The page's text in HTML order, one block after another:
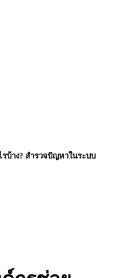
บ้าง? สำรวจปัญหาในระบบ